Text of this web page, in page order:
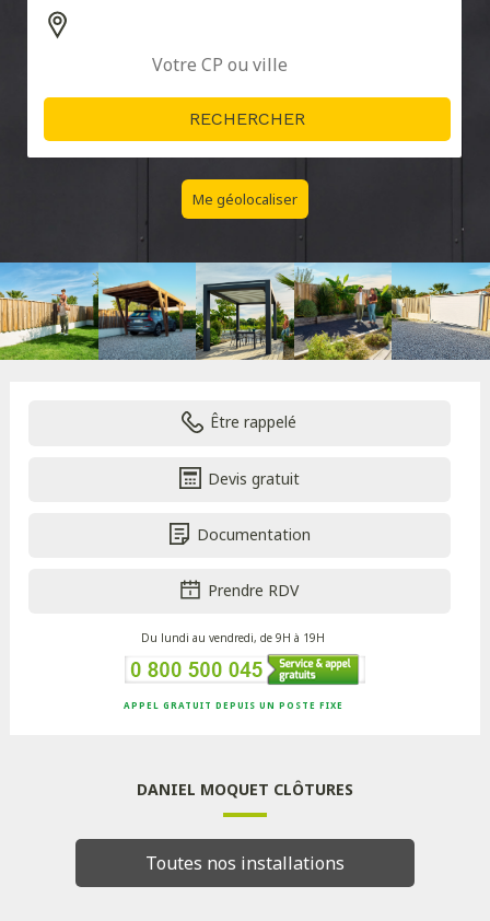
Me géolocaliser
Être rappelé
Devis gratuit
Documentation
Prendre RDV
Du lundi au vendredi, de 9H à 19H
APPEL GRATUIT DEPUIS UN POSTE FIXE
DANIEL MOQUET CLÔTURES
Toutes nos installations